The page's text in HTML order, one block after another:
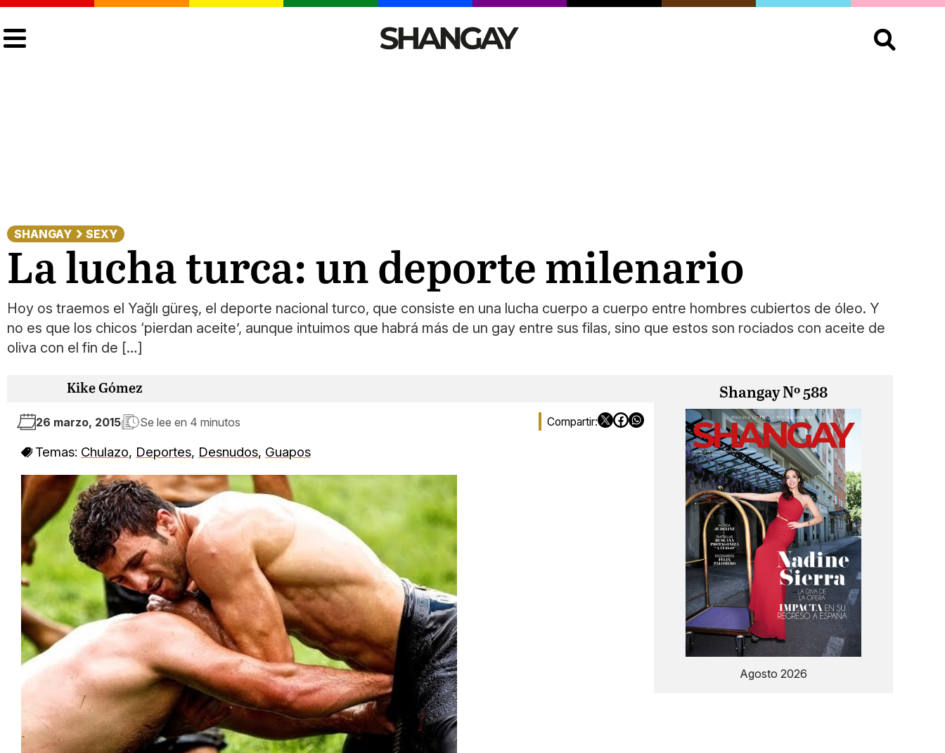
Buscar:
SHANGAY SEXY
La lucha turca: un deporte milenario
Hoy os traemos el Yağlı güreş, el deporte nacional turco, que consiste en una lucha cuerpo a cuerpo entre hombres cubiertos de óleo. Y
no es que los chicos ‘pierdan aceite’, aunque intuimos que habrá más de un gay entre sus filas, sino que estos son rociados con aceite de
oliva con el fin de […]
Kike Gómez
26 marzo, 2015 Se lee en 4 minutos
Temas: Chulazo, Deportes, Desnudos, Guapos
Shangay Nº 588
Agosto 2026